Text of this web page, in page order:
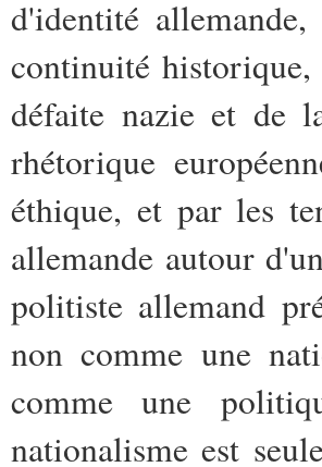
d'identité
continuité
défaite nazie et de
rhétorique
éthique, et par les
allemande autour
politiste allemand
non comme une
comme une
nationalisme est